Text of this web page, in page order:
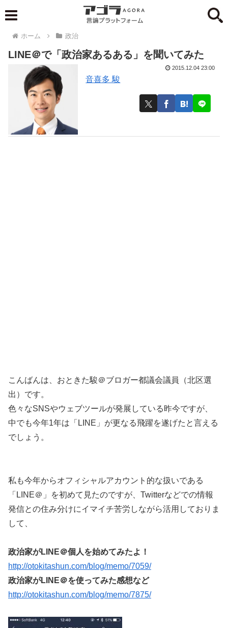
ホーム 政治
LINE＠で「政治家あるある」を聞いてみた
音喜多 駿
2015.12.04 23:00
こんばんは、おときた駿＠ブロガー都議会議員（北区選
出）です。
色々なSNSやウェブツールが発展している昨今ですが、
中でも今年1年は「LINE」が更なる飛躍を遂げたと言える
でしょう。
私も今年からオフィシャルアカウント的な扱いである
「LINE＠」を初めて見たのですが、Twitterなどでの情報
発信との住み分けにイマイチ苦労しながら活用しておりま
して、
政治家がLINE＠個人を始めてみたよ！
http://otokitashun.com/blog/memo/7059/
政治家がLINE＠を使ってみた感想など
http://otokitashun.com/blog/memo/7875/